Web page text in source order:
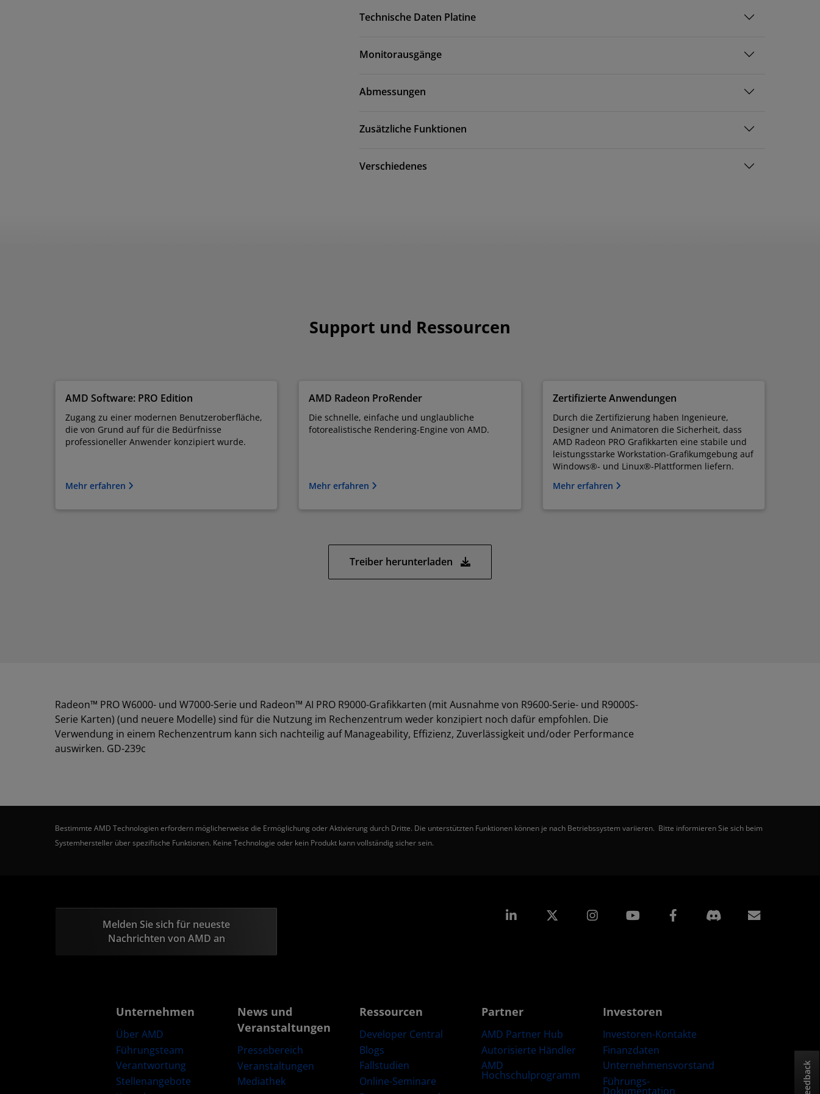
Technische Daten Platine
Monitorausgänge
Abmessungen
Zusätzliche Funktionen
Verschiedenes
Support und Ressourcen
AMD Software: PRO Edition
Zugang zu einer modernen Benutzeroberfläche,
die von Grund auf für die Bedürfnisse
professioneller Anwender konzipiert wurde.
Mehr erfahren
AMD Radeon ProRender
Die schnelle, einfache und unglaubliche
fotorealistische Rendering-Engine von AMD.
Mehr erfahren
Zertifizierte Anwendungen
Durch die Zertifizierung haben Ingenieure,
Designer und Animatoren die Sicherheit, dass
AMD Radeon PRO Grafikkarten eine stabile und
leistungsstarke Workstation-Grafikumgebung auf
Windows®- und Linux®-Plattformen liefern.
Mehr erfahren
Treiber herunterladen
Radeon™ PRO W6000- und W7000-Serie und Radeon™ AI PRO R9000-Grafikkarten (mit Ausnahme von R9600-Serie- und R9000S-
Serie Karten) (und neuere Modelle) sind für die Nutzung im Rechenzentrum weder konzipiert noch dafür empfohlen. Die
Verwendung in einem Rechenzentrum kann sich nachteilig auf Manageability, Effizienz, Zuverlässigkeit und/oder Performance
auswirken. GD-239c
Bestimmte AMD Technologien erfordern möglicherweise die Ermöglichung oder Aktivierung durch Dritte. Die unterstützten Funktionen können je nach Betriebssystem variieren. Bitte informieren Sie sich beim
Systemhersteller über spezifische Funktionen. Keine Technologie oder kein Produkt kann vollständig sicher sein.
Melden Sie sich für neueste
Nachrichten von AMD an
LinkedIn Instagram Facebook
Unternehmen
Über AMD
Führungsteam
Verantwortung
Stellenangebote
News und
Veranstaltungen
Pressebereich
Veranstaltungen
Mediathek
Ressourcen
Developer Central
Blogs
Fallstudien
Online-Seminare
Partner
AMD Partner Hub
Autorisierte Händler
AMD
Hochschulprogramm
Investoren
Investoren-Kontakte
Finanzdaten
Unternehmensvorstand
Führungs-
Dokumentation Feedback